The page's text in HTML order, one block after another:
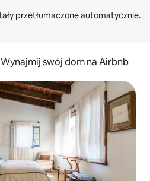
Wynajmij swój dom na Airbnb